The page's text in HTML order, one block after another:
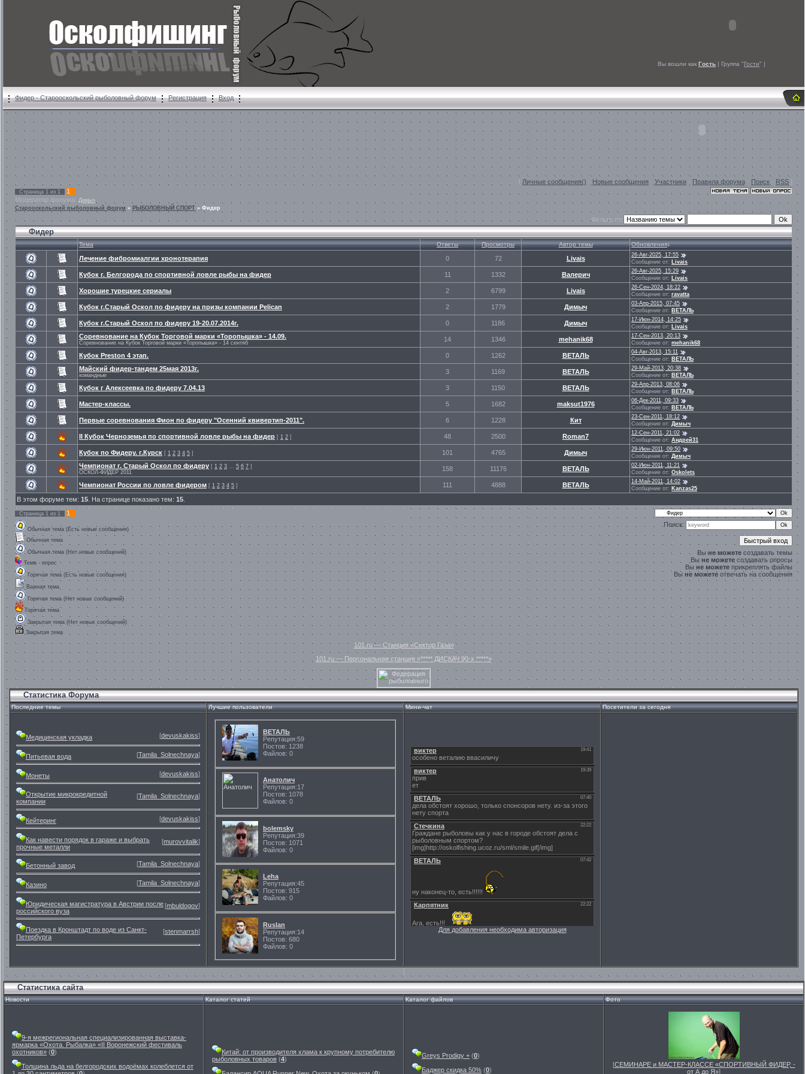
Вы вошли как Гость | Группа "Гости" |
Фидер - Старооскольский рыболовный форум Регистрация Вход
[ Личные сообщения() Новые сообщения Участники Правила форума Поиск RSS ]
Страница 1 из 1
1
Модератор форума: Димыч
Старооскольский рыболовный форум » РЫБОЛОВНЫЙ СПОРТ » Фидер
Фильтр по:
Фидер
Тема Ответы Просмотры Автор темы Обновления↓
Лечение фибромиалгии хронотерапия 0 72 Livais
26-Авг-2025, 17:55
Сообщение от: Livais
Кубок г. Белгорода по спортивной ловле рыбы на фидер 11 1332 Валерич
26-Авг-2025, 15:29
Сообщение от: Livais
Хорошие турецкие сериалы 2 6799 Livais
26-Сен-2024, 18:22
Сообщение от: ravatta
Кубок г.Старый Оскол по фидеру на призы компании Pelican 2 1779 Димыч
03-Апр-2015, 07:45
Сообщение от: ВЕТАЛЬ
Кубок г.Старый Оскол по фидеру 19-20.07.2014г. 0 1186 Димыч
17-Июн-2014, 14:25
Сообщение от: Livais
Соревнование на Кубок Торговой марки «Торопышка» - 14.09.
Соревнование на Кубок Торговой марки «Торопышка» - 14 сентяб 14 1346 mehanik68
17-Сен-2013, 20:13
Сообщение от: mehanik68
Кубок Preston 4 этап. 0 1262 ВЕТАЛЬ
04-Авг-2013, 15:11
Сообщение от: ВЕТАЛЬ
Майский фидер-тандем 25мая 2013г.
командные 3 1169 ВЕТАЛЬ
29-Май-2013, 20:38
Сообщение от: ВЕТАЛЬ
Кубок г Алексеевка по фидеру 7.04.13 3 1150 ВЕТАЛЬ
29-Апр-2013, 08:06
Сообщение от: ВЕТАЛЬ
Мастер-классы. 5 1682 maksut1976
06-Дек-2011, 09:33
Сообщение от: ВЕТАЛЬ
Первые соревнования Фион по фидеру "Осенний квивертип-2011". 6 1228 Кит
23-Сен-2011, 18:12
Сообщение от: Димыч
II Кубок Черноземья по спортивной ловле рыбы на фидер [ 1 2 ] 48 2500 Roman7
12-Сен-2011, 21:02
Сообщение от: Андрей31
Кубок по Фидеру. г.Курск [ 1 2 3 4 5 ] 101 4765 Димыч
29-Июн-2011, 09:50
Сообщение от: Димыч
Чемпионат г. Старый Оскол по фидеру [ 1 2 3 … 5 6 7 ]
ОСКОЛ-ФИДЕР 2011
158 11176 ВЕТАЛЬ
02-Июн-2011, 11:21
Сообщение от: Oskolets
Чемпионат России по ловле фидером [ 1 2 3 4 5 ] 111 4888 ВЕТАЛЬ
14-Май-2011, 14:02
Сообщение от: Kanzas25
В этом форуме тем: 15 . На странице показано тем: 15
Страница 1 из 1 1
Обычная тема (Есть новые сообщения)
Обычная тема
Обычная тема (Нет новых сообщений)
Тема - опрос
Горячая тема (Есть новые сообщения)
Важная тема
Горячая тема (Нет новых сообщений)
Горячая тема
Закрытая тема (Нет новых сообщений)
Закрытая тема
Поиск:
Выне можете создавать темы
Вы не можете создавать опросы
Вы не можете прикреплять файлы
Вы не можете отвечать на сообщения
101.ru — Станция «Сектор Газа»
101.ru — Персональная станция «***** ДИСКАЧ 90-х *****»
Статистика Форума
Последние темы Лучшие пользователи Мини-чат Посетители за сегодня
Медицинская укладка [devuskakiss]
Питьевая вода [Tamila_Solnechnaya]
Монеты [devuskakiss]
Открытие микрокредитной
компании
[Tamila_Solnechnaya]
Кейтеринг [devuskakiss]
Как навести порядок в гараже и выбрать
прочные металли
[murovvitalik]
Бетонный завод [Tamila_Solnechnaya]
Казино [Tamila_Solnechnaya]
Юридическая магистратура в Австрии после
российского вуза
[mbuldogov]
Поездка в Кронштадт по воде из Санкт-
Петербурга
[stenmarrsh]
ВЕТАЛЬ
Репутация:59
Постов: 1238
Файлов: 0
Анатолич
Репутация:17
Постов: 1078
Файлов: 0
bolemsky
Репутация:39
Постов: 1071
Файлов: 0
Leha
Репутация:45
Постов: 915
Файлов: 0
Ruslan
Репутация:14
Постов: 680
Файлов: 0
Для добавления необходима авторизация
Статистика сайта
Новости Каталог статей Каталог файлов Фото
9-я межрегиональная специализированная выставка-
ярмарка «Охота. Рыбалка» «II Воронежский фестиваль
охотников» (0)
Толщина льда на белгородских водоёмах колеблется от
Китай: от производителя хлама к крупному потребителю
рыболовных товаров (4)
Greys Prodigy + (0)
Баджер скидка 50% (0)
[СЕМИНАРЕ и МАСТЕР-КЛАССЕ «СПОРТИВНЫЙ ФИДЕР, -
от А до Я»]